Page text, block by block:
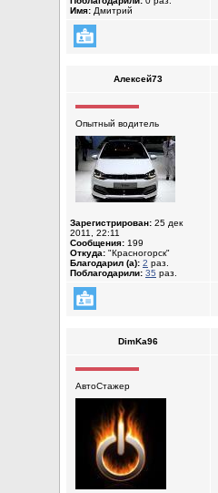
Имя: Дмитрий
Алексей73
Опытный водитель
Зарегистрирован: 25 дек
2011, 22:11
Сообщения: 199
Откуда: "Красногорск"
Благодарил (а): 2 раз.
Поблагодарили: 35 раз.
DimKa96
АвтоСтажер